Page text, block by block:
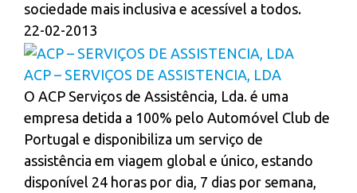
sociedade mais inclusiva e acessível a todos.
22-02-2013
ACP – SERVIÇOS DE ASSISTENCIA, LDA
O ACP Serviços de Assistência, Lda. é uma
empresa detida a 100% pelo Automóvel Club de
Portugal e disponibiliza um serviço de
assistência em viagem global e único, estando
disponível 24 horas por dia, 7 dias por semana,